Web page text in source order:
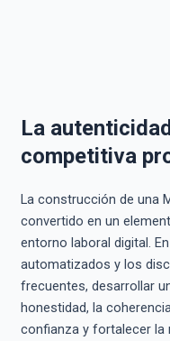
La
competitiva
La construcción de una
convertido en un
entorno laboral digital.
automatizados y los
frecuentes, desarrollar
honestidad, la
confianza y fortalecer la